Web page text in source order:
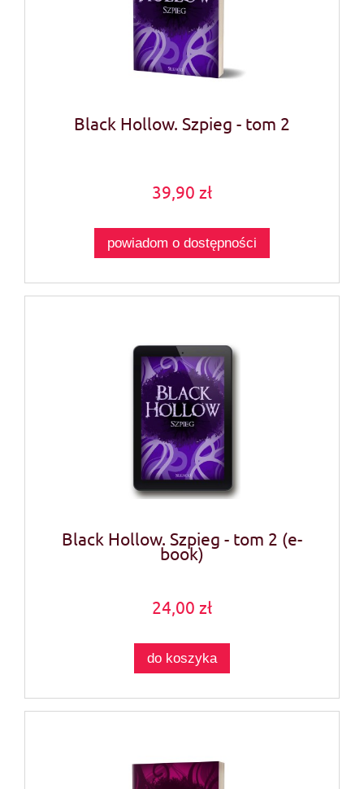
Black Hollow. Szpieg - tom 2
39,90 zł
powiadom o dostępności
Black Hollow. Szpieg - tom 2 (e-
book)
24,00 zł
do koszyka